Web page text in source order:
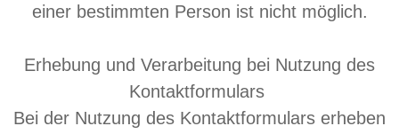
einer bestimmten Person ist nicht möglich.
Erhebung und Verarbeitung bei Nutzung des
Kontaktformulars
Bei der Nutzung des Kontaktformulars erheben